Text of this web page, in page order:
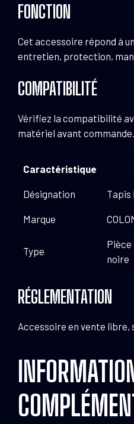
FONCTION
Cet accessoire répond à
entretien, protection,
COMPATIBILITÉ
Vérifiez la compatibilité
matériel avant commande.
Caractéristique
Désignation Tapis
Marque
Type
Pièce
noire
RÉGLEMENTATION
Accessoire en vente libre,